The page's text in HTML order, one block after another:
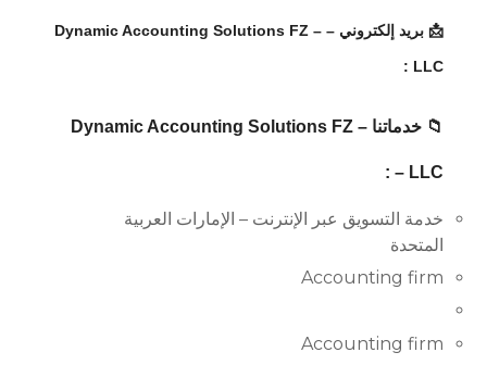
📩 بريد إلكتروني – – Dynamic Accounting Solutions FZ
LLC :
📁 خدماتنا – Dynamic Accounting Solutions FZ
LLC – :
خدمة التسويق عبر الإنترنت – الإمارات العربية
المتحدة
Accounting firm
Accounting firm